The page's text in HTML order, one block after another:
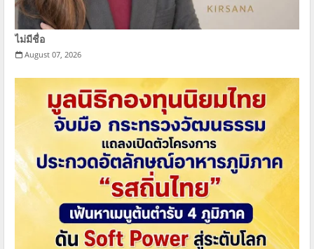
ไม่มีชื่อ
August 07, 2026